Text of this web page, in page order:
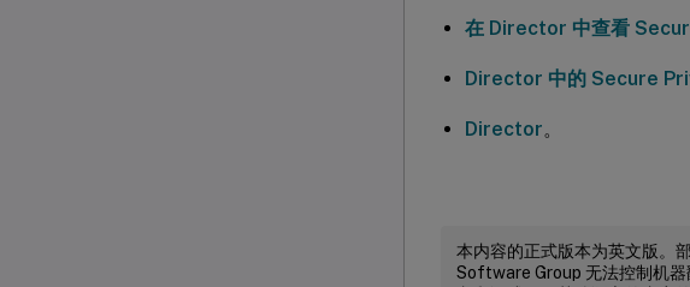
在 Director 中查看
Director 中的 Secure
Director。
本内容的正式版本为英文版。
Software Group 无法控制机